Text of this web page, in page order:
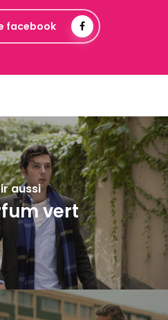
facebook
aussi
vert